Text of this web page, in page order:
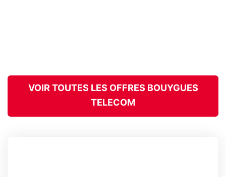
VOIR TOUTES LES OFFRES BOUYGUES
TELECOM